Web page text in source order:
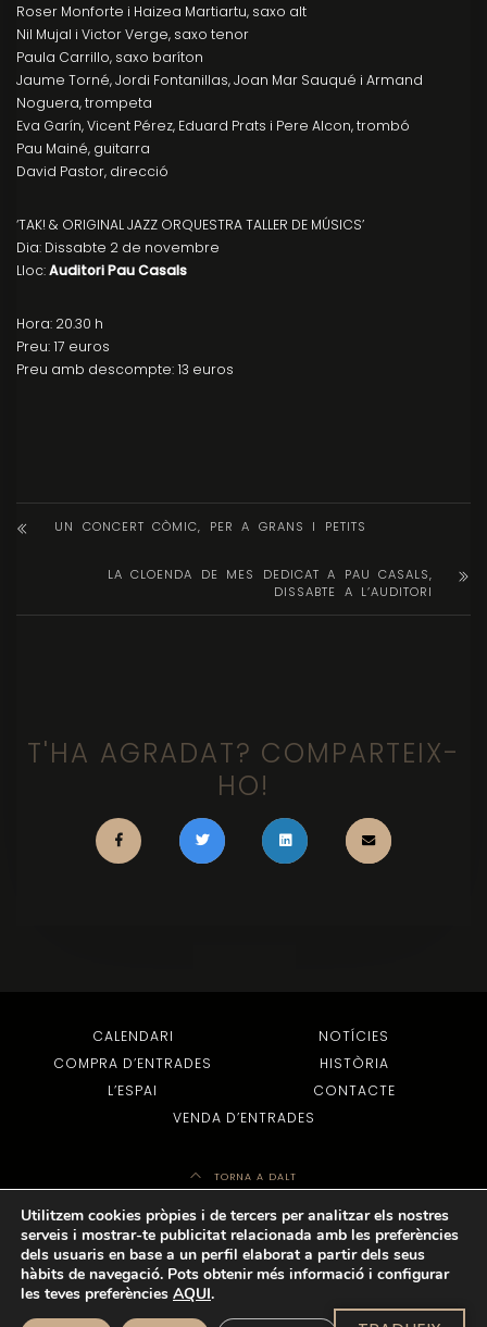
Roser Monforte i Haizea Martiartu, saxo alt
Nil Mujal i Victor Verge, saxo tenor
Paula Carrillo, saxo baríton
Jaume Torné, Jordi Fontanillas, Joan Mar Sauqué i Armand
Noguera, trompeta
Eva Garín, Vicent Pérez, Eduard Prats i Pere Alcon, trombó
Pau Mainé, guitarra
David Pastor, direcció
‘TAK! & ORIGINAL JAZZ ORQUESTRA TALLER DE MÚSICS’
Dia: Dissabte 2 de novembre
Lloc:Auditori Pau Casals
Hora: 20.30 h
Preu: 17 euros
Preu amb descompte: 13 euros
UN CONCERT CÒMIC, PER A GRANS I PETITS
LA CLOENDA DE MES DEDICAT A PAU CASALS,
DISSABTE A L’AUDITORI
T'HA AGRADAT? COMPARTEIX-
HO!
CALENDARI
NOTÍCIES
COMPRA D’ENTRADES
HISTÒRIA
L’ESPAI
CONTACTE
VENDA D’ENTRADES
TORNA A DALT
© 2022 TOTS ELS DRETS RESERVATS -AVÍS LEGAL-POLÍTICA DE PRIVADESA-
POLÍTICA DE COOKIES
- DISSENY WEB:
Utilitzem cookies pròpies i de tercers per analitzar els nostres
serveis i mostrar-te publicitat relacionada amb les preferències
dels usuaris en base a un perfil elaborat a partir dels seus
hàbits de navegació. Pots obtenir més informació i configurar
les teves preferències AQUI.